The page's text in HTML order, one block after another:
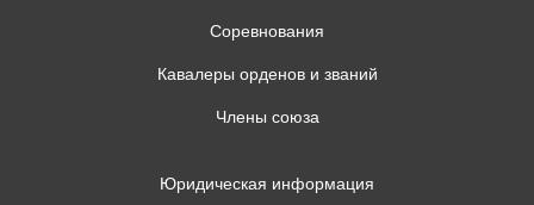
Соревнования
Кавалеры орденов и званий
Члены союза
Юридическая информация